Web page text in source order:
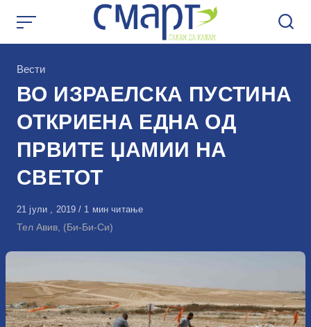
КАтегорија
Вести
ВО ИЗРАЕЛСКА ПУСТИНА
ОТКРИЕНА ЕДНА ОД
ПРВИТЕ ЏАМИИ НА
СВЕТОТ
Објавено
на
21 јули , 2019 1 мин читање
Тел Авив, (Би-Би-Си)